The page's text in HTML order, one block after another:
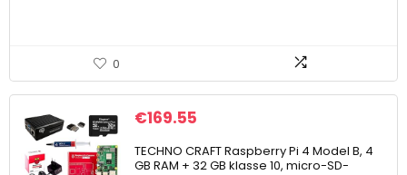
0
€169.55
TECHNO CRAFT Raspberry Pi 4 Model B, 4
GB RAM + 32 GB klasse 10, micro-SD-